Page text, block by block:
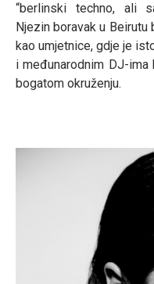
“berlinski techno, ali
Njezin boravak u Beirutu
kao umjetnice, gdje je
i međunarodnim DJ-
bogatom okruženju.